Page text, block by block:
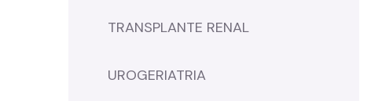
TRANSPLANTE RENAL
UROGERIATRIA